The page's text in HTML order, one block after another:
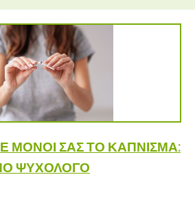
ΜΌΝΟΙ ΣΑΣ ΤΟ ΚΆΠΝΙΣΜΑ:
ΨΥΧΟΛΌΓΟ